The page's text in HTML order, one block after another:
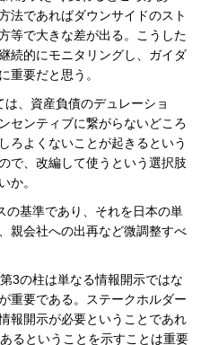
法であればダウンサイドのスト
等で大きな差が出る。こうした
続的にモニタリングし、ガイダ
重要だと思う。
、資産負債のデュレーショ
センティブに繋がらないどころ
ろよくないことが起きるという
で、改編して使うという選択肢
か。
基準であり、それを日本の単
親会社への出再など微調整すべ
の柱は単なる情報開示ではな
重要である。ステークホルダー
報開示が必要ということであれ
るということを示すことは重要